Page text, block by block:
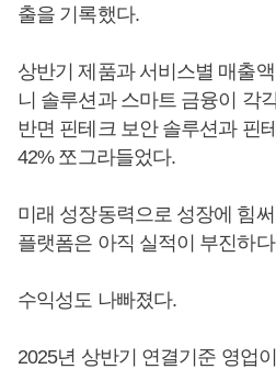
출을 기록했다.
상반기 제품과 서비스별 매출
니 솔루션과 스마트 금융이 각
반면 핀테크 보안 솔루션과 핀
42% 쪼그라들었다.
미래 성장동력으로 성장에 힘
플랫폼은 아직 실적이 부진하
수익성도 나빠졌다.
2025년 상반기 연결기준 영업